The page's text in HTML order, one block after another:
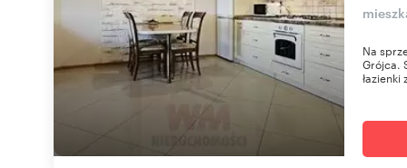
Na
Grójca.
łazienki